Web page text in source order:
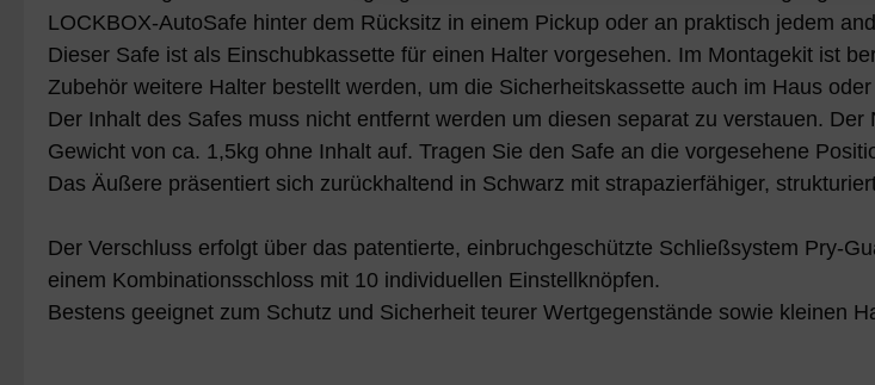
LOCKBOX-AutoSafe hinter dem Rücksitz in einem Pickup oder an praktisch jedem
Dieser Safe ist als Einschubkassette für einen Halter vorgesehen. Im Montagekit ist
Zubehör weitere Halter bestellt werden, um die Sicherheitskassette auch im Haus
Der Inhalt des Safes muss nicht entfernt werden um diesen separat zu verstauen.
Gewicht von ca. 1,5kg ohne Inhalt auf. Tragen Sie den Safe an die vorgesehene
Das Äußere präsentiert sich zurückhaltend in Schwarz mit strapazierfähiger,
Der Verschluss erfolgt über das patentierte, einbruchgeschützte Schließsystem Pry-
einem Kombinationsschloss mit 10 individuellen Einstellknöpfen.
Bestens geeignet zum Schutz und Sicherheit teurer Wertgegenstände sowie kleinen